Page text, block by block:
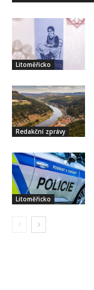
Litoměřicko
Redakční zprávy
Litoměřicko